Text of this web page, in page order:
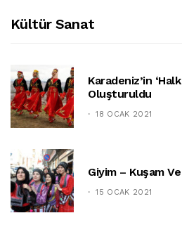
Kültür Sanat
Karadeniz’in
Oluşturuldu
18 OCAK 2021
Giyim – Kuşam
15 OCAK 2021